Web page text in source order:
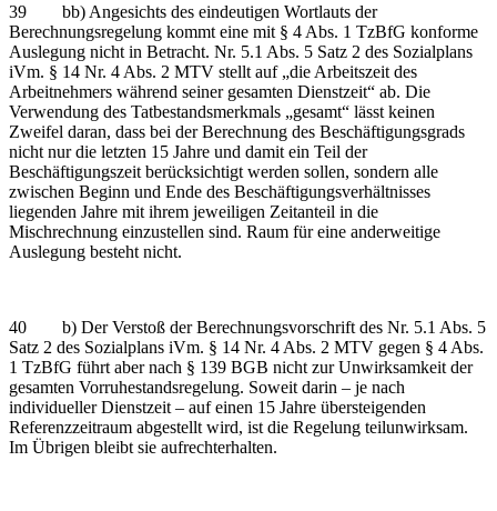
39 bb) Angesichts des eindeutigen Wortlauts der
Berechnungsregelung kommt eine mit § 4 Abs. 1 TzBfG konforme
Auslegung nicht in Betracht. Nr. 5.1 Abs. 5 Satz 2 des Sozialplans
iVm. § 14 Nr. 4 Abs. 2 MTV stellt auf „die Arbeitszeit des
Arbeitnehmers während seiner gesamten Dienstzeit“ ab. Die
Verwendung des Tatbestandsmerkmals „gesamt“ lässt keinen
Zweifel daran, dass bei der Berechnung des Beschäftigungsgrads
nicht nur die letzten 15 Jahre und damit ein Teil der
Beschäftigungszeit berücksichtigt werden sollen, sondern alle
zwischen Beginn und Ende des Beschäftigungsverhältnisses
liegenden Jahre mit ihrem jeweiligen Zeitanteil in die
Mischrechnung einzustellen sind. Raum für eine anderweitige
Auslegung besteht nicht.
40 b) Der Verstoß der Berechnungsvorschrift des Nr. 5.1 Abs. 5
Satz 2 des Sozialplans iVm. § 14 Nr. 4 Abs. 2 MTV gegen § 4 Abs.
1 TzBfG führt aber nach § 139 BGB nicht zur Unwirksamkeit der
gesamten Vorruhestandsregelung. Soweit darin – je nach
individueller Dienstzeit – auf einen 15 Jahre übersteigenden
Referenzzeitraum abgestellt wird, ist die Regelung teilunwirksam.
Im Übrigen bleibt sie aufrechterhalten.